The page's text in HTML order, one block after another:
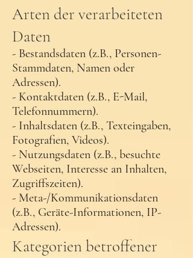
Arten der verarbeiteten
Daten
- Bestandsdaten (z.B., Personen-
Stammdaten, Namen oder
Adressen).
- Kontaktdaten (z.B., E-Mail,
Telefonnummern).
- Inhaltsdaten (z.B., Texteingaben,
Fotografien, Videos).
- Nutzungsdaten (z.B., besuchte
Webseiten, Interesse an Inhalten,
Zugriffszeiten).
- Meta-/Kommunikationsdaten
(z.B., Geräte-Informationen, IP-
Adressen).
Kategorien betroffener